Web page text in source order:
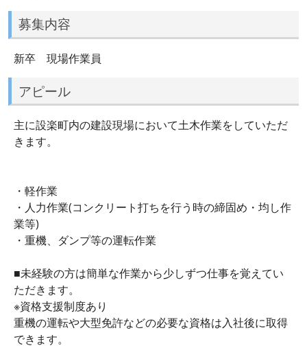
募集内容
新卒 現場作業員
アピール
主に設楽町内の建設現場において土木作業をしていただ
きます。
・軽作業
・人力作業(コンクリート打ちを行う時の締固め・均し作
業等)
・重機、ダンプ等の運転作業
■未経験の方は簡単な作業から少しずつ仕事を覚えてい
ただきます。
※資格支援制度あり
重機の運転や大型免許などの必要な資格は入社後に取得
できます。